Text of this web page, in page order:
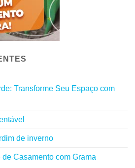
Transforme Seu Espaço com
de inverno
Casamento com Grama